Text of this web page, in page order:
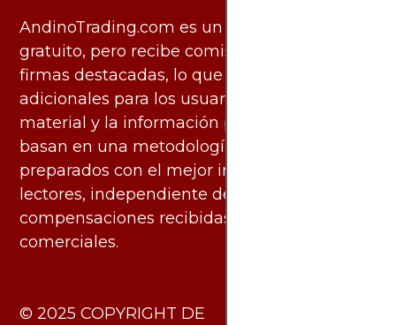
AndinoTrading.com es un sitio de uso
gratuito, pero recibe comisiones de algunas
firmas destacadas, lo que no genera costos
adicionales para los usuarios. Todo el
material y la información publicados se
basan en una metodología imparcial y están
preparados con el mejor interés de los
lectores, independiente de las
compensaciones recibidas de socios
comerciales.
​© 2025 COPYRIGHT DE